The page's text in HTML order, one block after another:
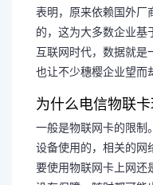
表明，原来依赖国外厂
的，这为大多数企业基
互联网时代，数据就是
也让不少穗樱企业望而
为什么电信物联卡
一般是物联网卡的限制
设备使用的，相关的网
要使用物联网卡上网还